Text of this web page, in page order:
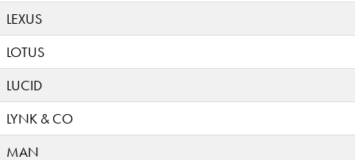
LEXUS
LOTUS
LUCID
LYNK & CO
MAN